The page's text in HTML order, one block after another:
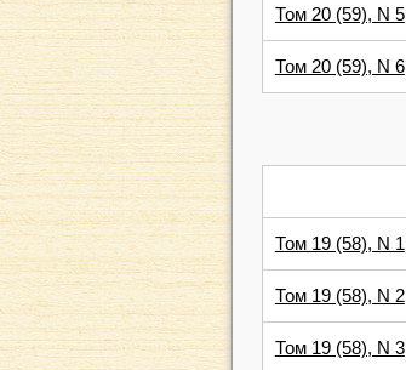
Том 20 (59), N 5
Том 20 (59), N 6
Том 19 (58), N 1
Том 19 (58), N 2
Том 19 (58), N 3